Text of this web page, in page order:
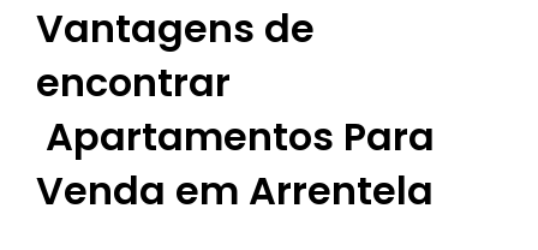
Vantagens de
encontrar
Apartamentos Para
Venda em Arrentela